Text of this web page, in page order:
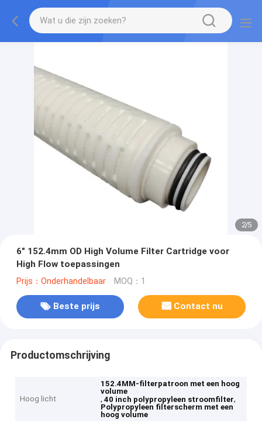
2/5
6" 152.4mm OD High Volume Filter Cartridge voor
High Flow toepassingen
Prijs：Onderhandelbaar MOQ：1
Beste prijs Contact nu
Productomschrijving
Hoog licht
152.4MM-filterpatroon met een hoog
volume
,40 inch polypropyleen stroomfilter,
Polypropyleen filterscherm met een
hoog volume